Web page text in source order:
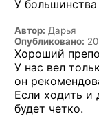
У
Автор: Дарья
Опубликовано:
Хороший
У нас вел
он
Если ходить и
будет четко.